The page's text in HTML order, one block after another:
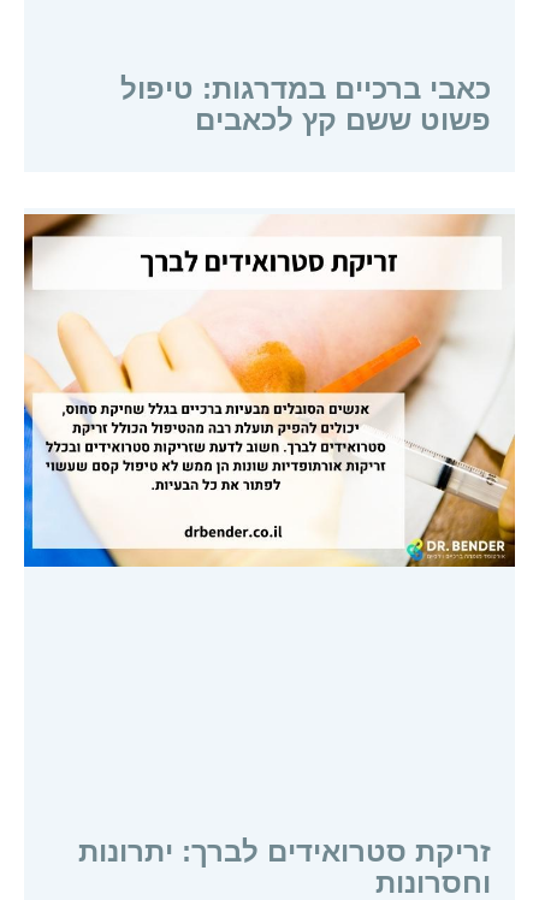
כאבי ברכיים במדרגות: טיפול
פשוט ששם קץ לכאבים
זריקת סטרואידים לברך: יתרונות
וחסרונות